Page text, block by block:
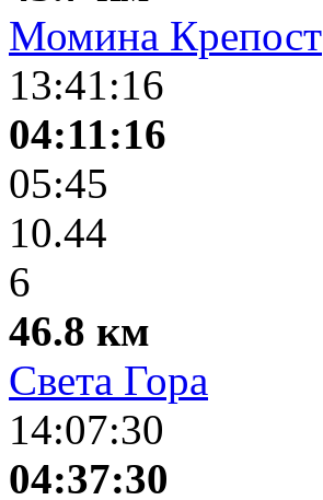
Момина Крепост
13:41:16
04:11:16
05:45
10.44
6
46.8 км
Света Гора
14:07:30
04:37:30